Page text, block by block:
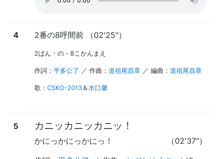
4 2番の8呼間前 （02'25"）
2ばん・の・8こかんまえ
作詞： 平多公了 ／ 作曲： 道祖尾昌章 ／ 編曲： 道祖尾昌章
歌 ： CSKO-2013＆水口馨
5 カニッカニッカニッ！
（02'37"）
かにっかにっかにっ！